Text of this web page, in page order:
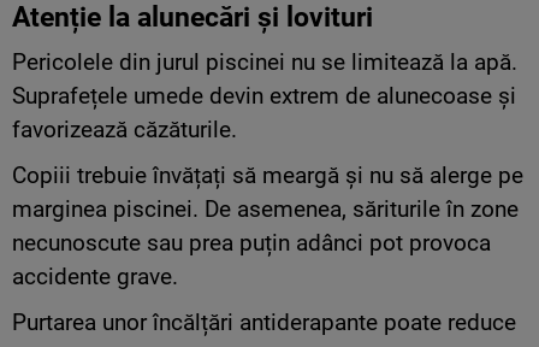
Atenție la alunecări și lovituri
Pericolele din jurul piscinei nu se limitează la apă.
Suprafețele umede devin extrem de alunecoase și
favorizează căzăturile.
Copiii trebuie învățați să meargă și nu să alerge pe
marginea piscinei. De asemenea, săriturile în zone
necunoscute sau prea puțin adânci pot provoca
accidente grave.
Purtarea unor încălțări antiderapante poate reduce